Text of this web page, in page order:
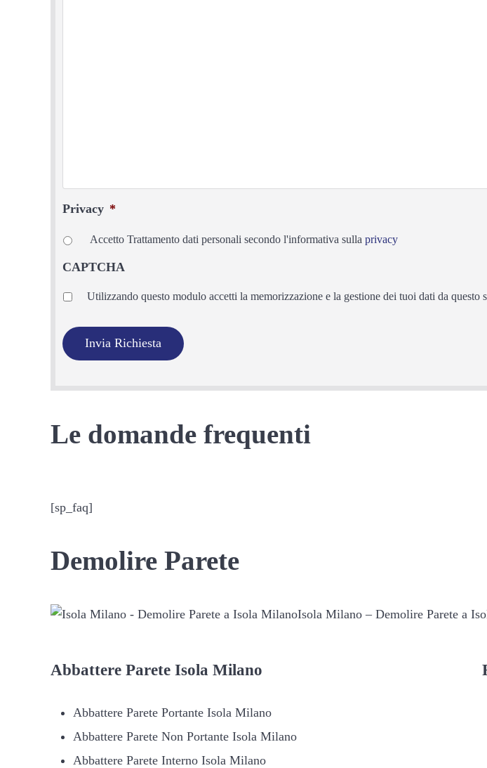
Privacy *
Accetto Trattamento dati personali secondo l'informativa sulla privacy
CAPTCHA
Privacy *
Utilizzando questo modulo accetti la memorizzazione e la gestione dei tuoi dati da questo
Le domande frequenti
[sp_faq]
Demolire Parete
Isola Milano – Demolire Parete a
Abbattere Parete Isola Milano
Abbattere Parete Portante Isola Milano
Abbattere Parete Non Portante Isola Milano
Abbattere Parete Interno Isola Milano